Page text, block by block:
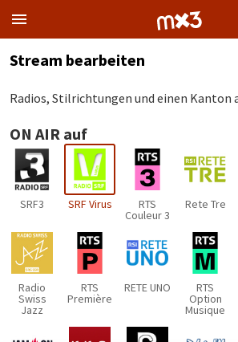
Stream bearbeiten
Radios, Stilrichtungen und einen Kanton
ON AIR auf
SRF3 SRF Virus RTS
Couleur 3
Rete Tre
Radio
Swiss
Jazz
RTS
Première
RETE UNO RTS
Option
Musique